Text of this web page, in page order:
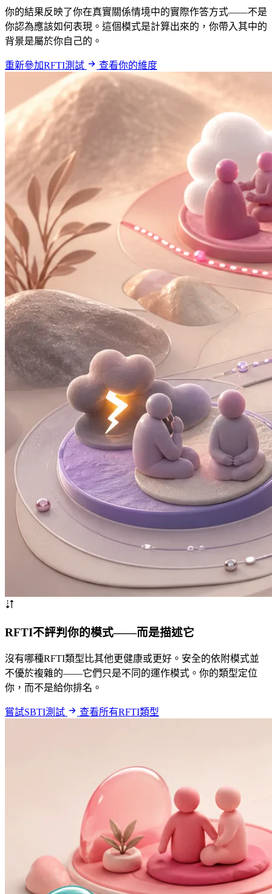
你的結果反映了你在真實關係情境中的實際作答方式——不是
你認為應該如何表現。這個模式是計算出來的，你帶入其中的
背景是屬於你自己的。
重新參加RFTI測試 查看你的維度
RFTI不評判你的模式——而是描述它
沒有哪種RFTI類型比其他更健康或更好。安全的依附模式並
不優於複雜的——它們只是不同的運作模式。你的類型定位
你，而不是給你排名。
嘗試SBTI測試 查看所有RFTI類型